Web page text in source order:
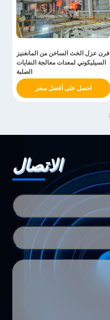
فرن عزل الخث الساخن من المانغنيز
السيليكوني لمعدات معالجة النفايات
الصلبة
احصل على أفضل سعر
الاتصال